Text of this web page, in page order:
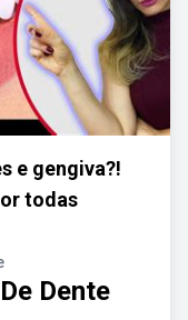
e gengiva?!
todas
Dente